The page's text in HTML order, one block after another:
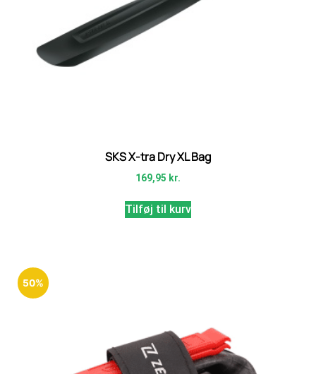
SKS X-tra Dry XL Bag
169,95 kr.
Tilføj til kurv
50%